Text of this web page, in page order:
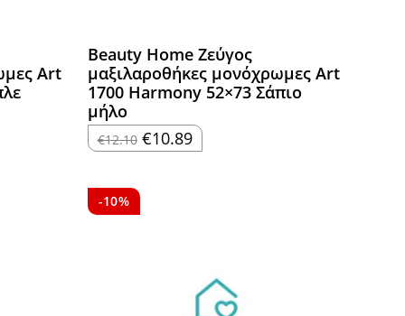
Art
Beauty Home Ζεύγος
μαξιλαροθήκες μονόχρωμες Art
1700 Harmony 52×73 Σάπιο
μήλο
€12.10 Original
price
€10.89Η
τρέχουσα
-10%